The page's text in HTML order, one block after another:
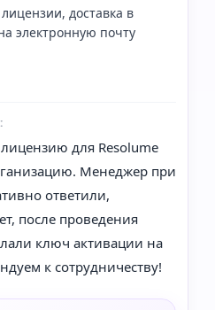
доставка в
электронную почту
для Resolume
Менеджер при
ответили,
после проведения
ключ активации на
к сотрудничеству!